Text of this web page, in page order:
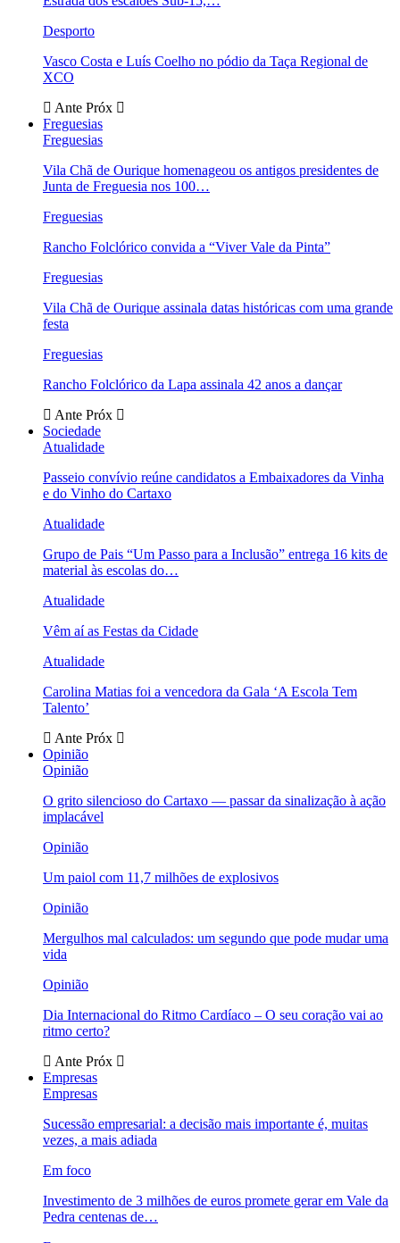
Desporto
Vasco Costa e Luís Coelho no pódio da Taça Regional de
XCO
Ante Próx
Freguesias
Freguesias
Vila Chã de Ourique homenageou os antigos presidentes de
Junta de Freguesia nos 100…
Freguesias
Rancho Folclórico convida a “Viver Vale da Pinta”
Freguesias
Vila Chã de Ourique assinala datas históricas com uma grande
festa
Freguesias
Rancho Folclórico da Lapa assinala 42 anos a dançar
Ante Próx
Sociedade
Atualidade
Passeio convívio reúne candidatos a Embaixadores da Vinha
e do Vinho do Cartaxo
Atualidade
Grupo de Pais “Um Passo para a Inclusão” entrega 16 kits de
material às escolas do…
Atualidade
Vêm aí as Festas da Cidade
Atualidade
Carolina Matias foi a vencedora da Gala ‘A Escola Tem
Talento’
Ante Próx
Opinião
Opinião
O grito silencioso do Cartaxo — passar da sinalização à ação
implacável
Opinião
Um paiol com 11,7 milhões de explosivos
Opinião
Mergulhos mal calculados: um segundo que pode mudar uma
vida
Opinião
Dia Internacional do Ritmo Cardíaco – O seu coração vai ao
ritmo certo?
Ante Próx
Empresas
Empresas
Sucessão empresarial: a decisão mais importante é, muitas
vezes, a mais adiada
Em foco
Investimento de 3 milhões de euros promete gerar em Vale da
Pedra centenas de…